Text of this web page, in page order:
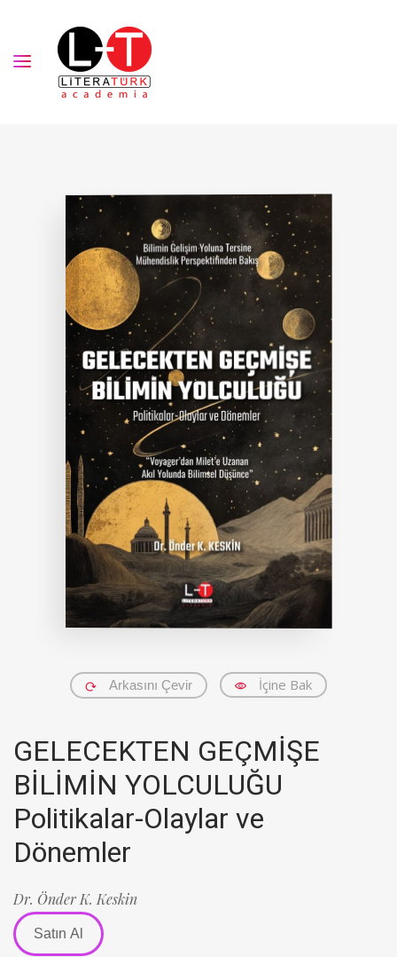
Arkasını Çevir İçine Bak
GELECEKTEN GEÇMİŞE
BİLİMİN YOLCULUĞU
Politikalar-Olaylar ve
Dönemler
Dr. Önder K. Keskin
Satın Al